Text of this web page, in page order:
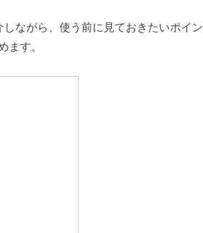
ながら、使う前に見ておきたいポイン
ます。